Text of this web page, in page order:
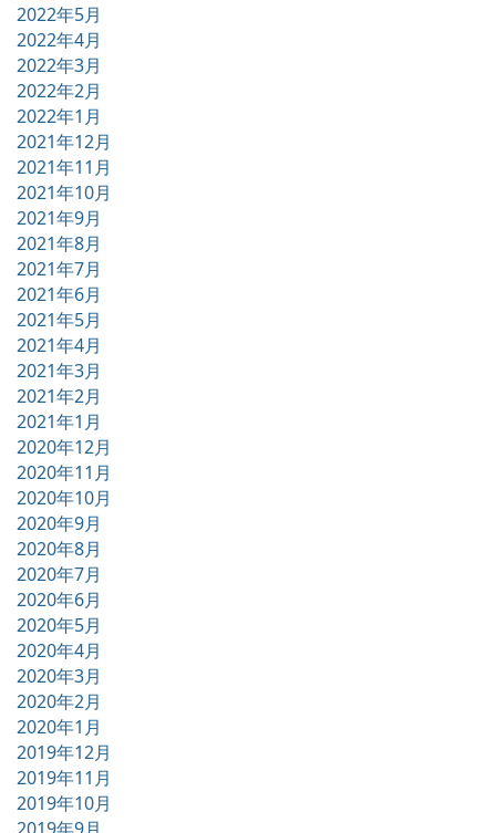
2022年5月
2022年4月
2022年3月
2022年2月
2022年1月
2021年12月
2021年11月
2021年10月
2021年9月
2021年8月
2021年7月
2021年6月
2021年5月
2021年4月
2021年3月
2021年2月
2021年1月
2020年12月
2020年11月
2020年10月
2020年9月
2020年8月
2020年7月
2020年6月
2020年5月
2020年4月
2020年3月
2020年2月
2020年1月
2019年12月
2019年11月
2019年10月